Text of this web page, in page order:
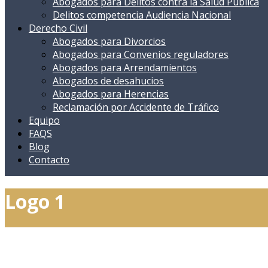
Delitos competencia Audiencia Nacional
Derecho Civil
Abogados para Divorcios
Abogados para Convenios reguladores
Abogados para Arrendamientos
Abogados de desahucios
Abogados para Herencias
Reclamación por Accidente de Tráfico
Equipo
FAQS
Blog
Contacto
Logo 1